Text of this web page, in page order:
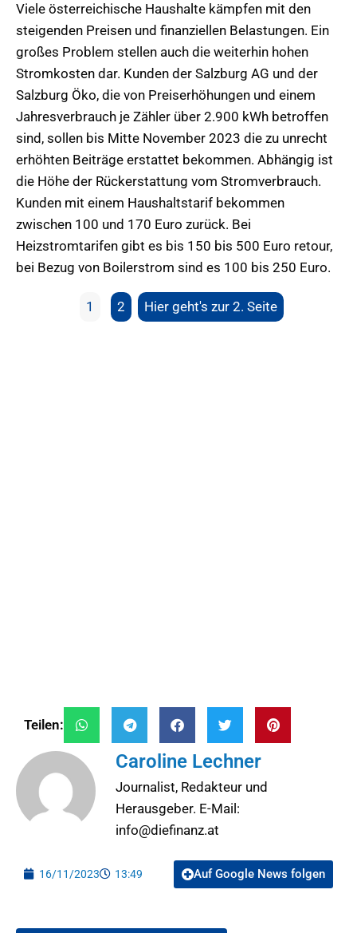
Viele österreichische Haushalte kämpfen mit den
steigenden Preisen und finanziellen Belastungen. Ein
großes Problem stellen auch die weiterhin hohen
Stromkosten dar. Kunden der Salzburg AG und der
Salzburg Öko, die von Preiserhöhungen und einem
Jahresverbrauch je Zähler über 2.900 kWh betroffen
sind, sollen bis Mitte November 2023 die zu unrecht
erhöhten Beiträge erstattet bekommen. Abhängig ist
die Höhe der Rückerstattung vom Stromverbrauch.
Kunden mit einem Haushaltstarif bekommen
zwischen 100 und 170 Euro zurück. Bei
Heizstromtarifen gibt es bis 150 bis 500 Euro retour,
bei Bezug von Boilerstrom sind es 100 bis 250 Euro.
1 2 Hier geht's zur 2. Seite
Teilen:
Caroline Lechner
Journalist, Redakteur und
Herausgeber. E-Mail:
info@diefinanz.at
16/11/2023 13:49 Auf Google News folgen